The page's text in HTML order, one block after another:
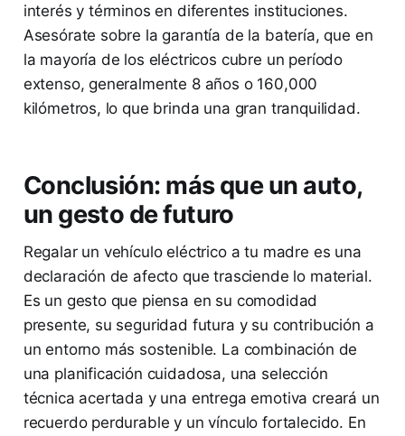
interés y términos en diferentes instituciones.
Asesórate sobre la garantía de la batería, que en
la mayoría de los eléctricos cubre un período
extenso, generalmente 8 años o 160,000
kilómetros, lo que brinda una gran tranquilidad.
Conclusión: más que un auto,
un gesto de futuro
Regalar un vehículo eléctrico a tu madre es una
declaración de afecto que trasciende lo material.
Es un gesto que piensa en su comodidad
presente, su seguridad futura y su contribución a
un entorno más sostenible. La combinación de
una planificación cuidadosa, una selección
técnica acertada y una entrega emotiva creará un
recuerdo perdurable y un vínculo fortalecido. En